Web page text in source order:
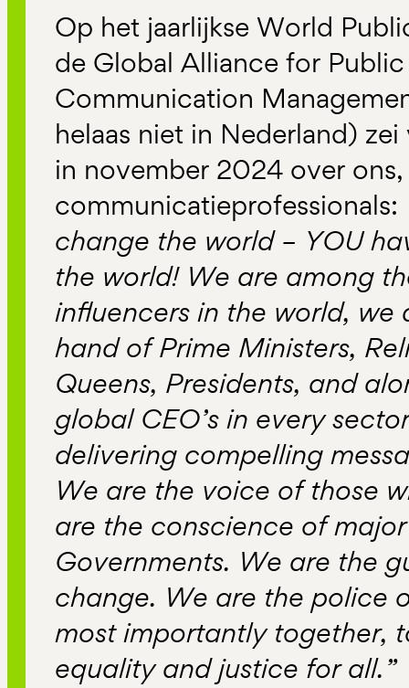
Op het jaarlijkse World
de Global Alliance for
Communication
helaas niet in Nederland)
in november 2024 over ons,
communicatieprofessionals:
change the world – YOU
the world! We are among
influencers in the world, we
hand of Prime Ministers,
Queens, Presidents, and
global CEO’s in every
delivering compelling
We are the voice of those
are the conscience of
Governments. We are the
change. We are the police
most importantly together,
equality and justice for all.”